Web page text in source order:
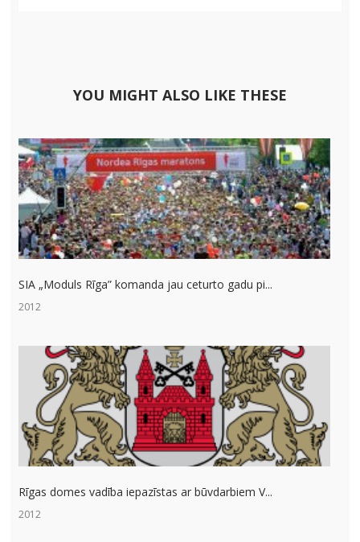
YOU MIGHT ALSO LIKE THESE
SIA „Moduls Rīga” komanda jau ceturto gadu pi...
2012
Rīgas domes vadība iepazīstas ar būvdarbiem V...
2012